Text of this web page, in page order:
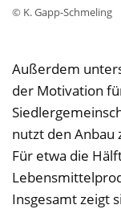
© K. Gapp-Schmeling
Außerdem
der Motivation
nutzt den Anbau
Für etwa die
Insgesamt zeigt